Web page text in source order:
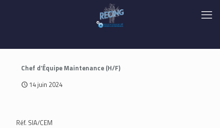
Chef d’Équipe Maintenance (H/F)
14 juin 2024
Réf. SIA/CEM